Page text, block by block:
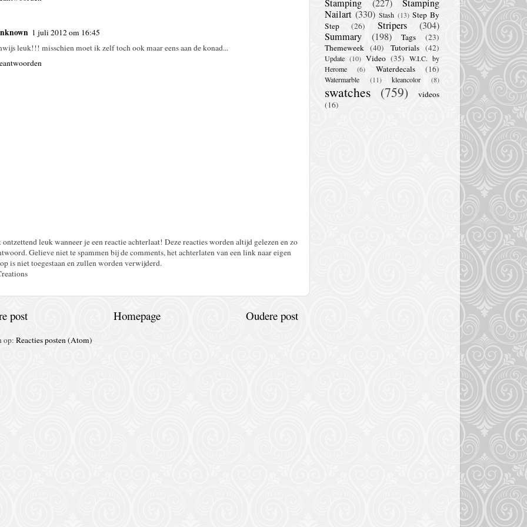
1 juli 2012 om 16:45
leuk!!! misschien moet ik zelf toch ook maar eens aan de konad...
leuk wanneer je een reactie achterlaat! Deze reacties worden altijd gelezen en zo
Gelieve niet te spammen bij de comments, het achterlaten van een link naar eigen
is niet toegestaan en zullen worden verwijderd.
post Oudere post
Homepage
op: Reacties posten (Atom)
Stamping (227)
Stamping
Nailart (330) Stash (13) Step By
Step
(26) Stripers
(304)
Summary
(198) Tags
(23)
Themeweek (40) Tutorials (42)
Update (10) Video (35) W.I.C. by
Herome
(6) Waterdecals (16)
Watermarble (11) kleancolor (8)
swatches (759)
videos
(16)